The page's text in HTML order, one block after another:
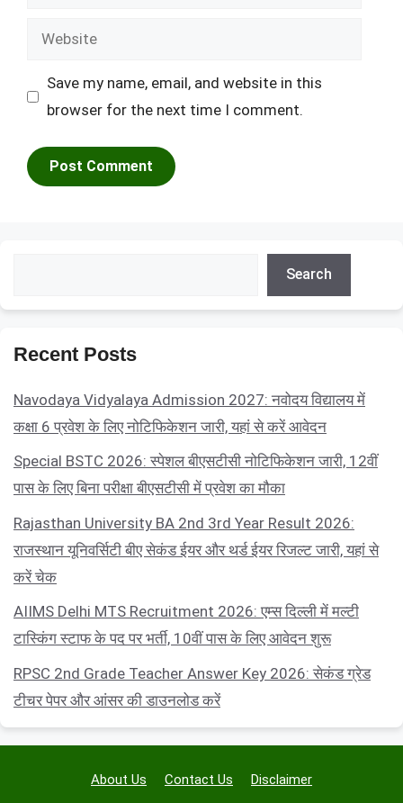
Website
Save my name, email, and website in this
browser for the next time I comment.
Search
Recent Posts
Navodaya Vidyalaya Admission 2027: नवोदय विद्यालय में
कक्षा 6 प्रवेश के लिए नोटिफिकेशन जारी, यहां से करें आवेदन
Special BSTC 2026: स्पेशल बीएसटीसी नोटिफिकेशन जारी, 12वीं
पास के लिए बिना परीक्षा बीएसटीसी में प्रवेश का मौका
Rajasthan University BA 2nd 3rd Year Result 2026:
राजस्थान यूनिवर्सिटी बीए सेकंड ईयर और थर्ड ईयर रिजल्ट जारी, यहां से
करें चेक
AIIMS Delhi MTS Recruitment 2026: एम्स दिल्ली में मल्टी
टास्किंग स्टाफ के पद पर भर्ती, 10वीं पास के लिए आवेदन शुरू
RPSC 2nd Grade Teacher Answer Key 2026: सेकंड ग्रेड
टीचर पेपर और आंसर की डाउनलोड करें
About Us Contact Us Disclaimer